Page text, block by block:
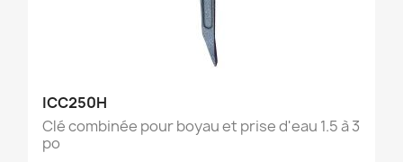
ICC250H
Clé combinée pour boyau et prise d'eau 1.5 à 3
po